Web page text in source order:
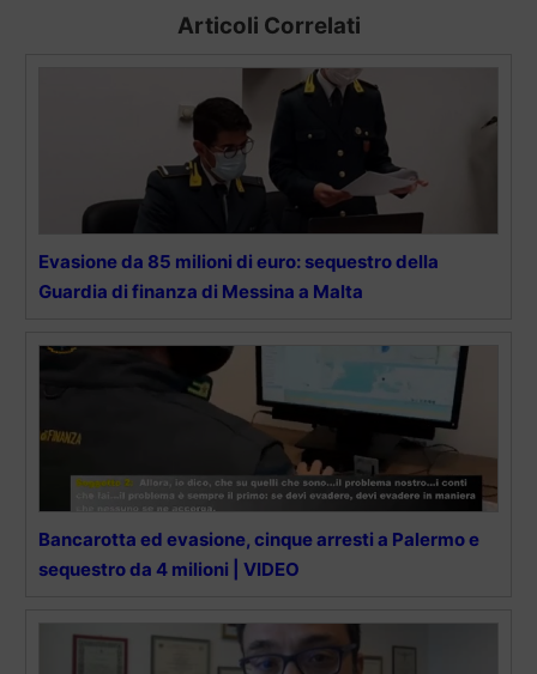
Articoli Correlati
Evasione da 85 milioni di euro: sequestro della
Guardia di finanza di Messina a Malta
Bancarotta ed evasione, cinque arresti a Palermo e
sequestro da 4 milioni | VIDEO